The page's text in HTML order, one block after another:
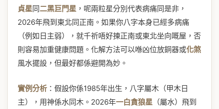
貞星同二黑巨門星 ，呢兩粒星分別代表病痛同是非，
2026年飛到東北同正南。如果你八字本身已經多病痛
（例如日主弱），就千祈唔好揀正南或東北坐向嘅屋，否
則容易加重健康問題。化解方法可以喺凶位放銅器或化煞
風水擺設，但最好都係避開為妙。
實例分析 ：假設你係1985年出生，八字屬木（甲木日
主），用神係水同木。2026年一白貪狼星 （屬水）飛到